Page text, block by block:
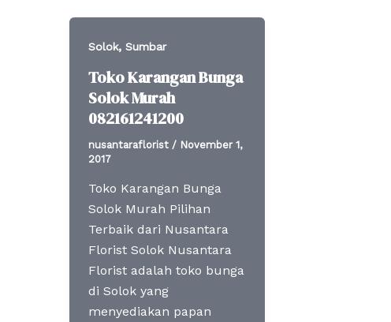
Solok, Sumbar
Toko Karangan Bunga
Solok Murah
082161241200
nusantaraflorist / November 1,
2017
Toko Karangan Bunga
Solok Murah Pilihan
Terbaik dari Nusantara
Florist Solok Nusantara
Florist adalah toko bunga
di Solok yang
menyediakan papan